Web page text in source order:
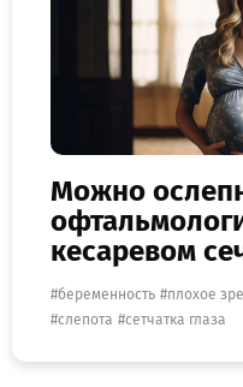
Можно
кесаревом
беременность плохое
слепота
сетчатка глаза